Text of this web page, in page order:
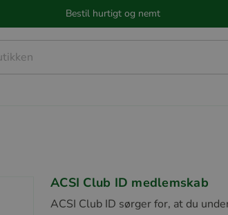
Bestil hurtigt og nemt
ACSI Club ID medlemskab
ACSI Club ID sørger for, at du